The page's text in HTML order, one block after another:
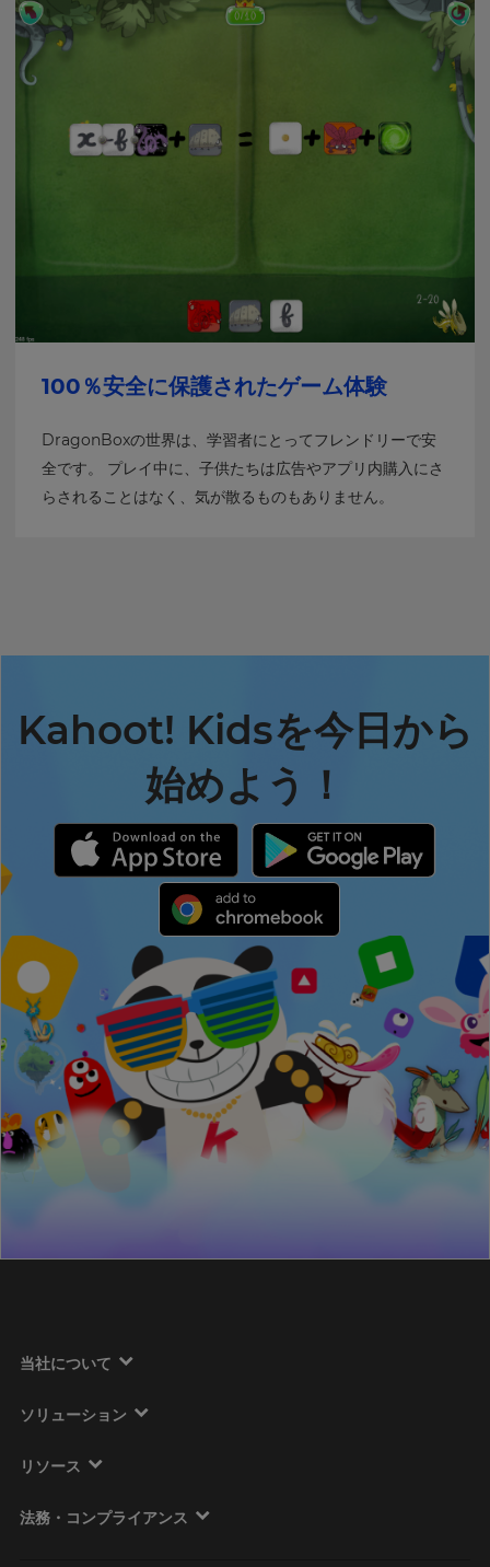
100％安全に保護されたゲーム体験
DragonBoxの世界は、学習者にとってフレンドリーで安
全です。 プレイ中に、子供たちは広告やアプリ内購入にさ
らされることはなく、気が散るものもありません。
Kahoot! Kidsを今日から
始めよう！
当社について
ソリューション
リソース
法務・コンプライアンス